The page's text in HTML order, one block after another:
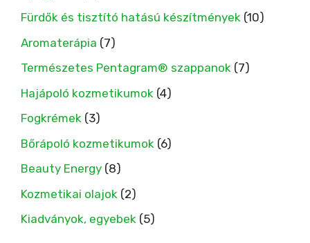
Fürdők és tisztító hatású készítmények (10)
Aromaterápia (7)
Természetes Pentagram® szappanok (7)
Hajápoló kozmetikumok (4)
Fogkrémek (3)
Bőrápoló kozmetikumok (6)
Beauty Energy (8)
Kozmetikai olajok (2)
Kiadványok, egyebek (5)